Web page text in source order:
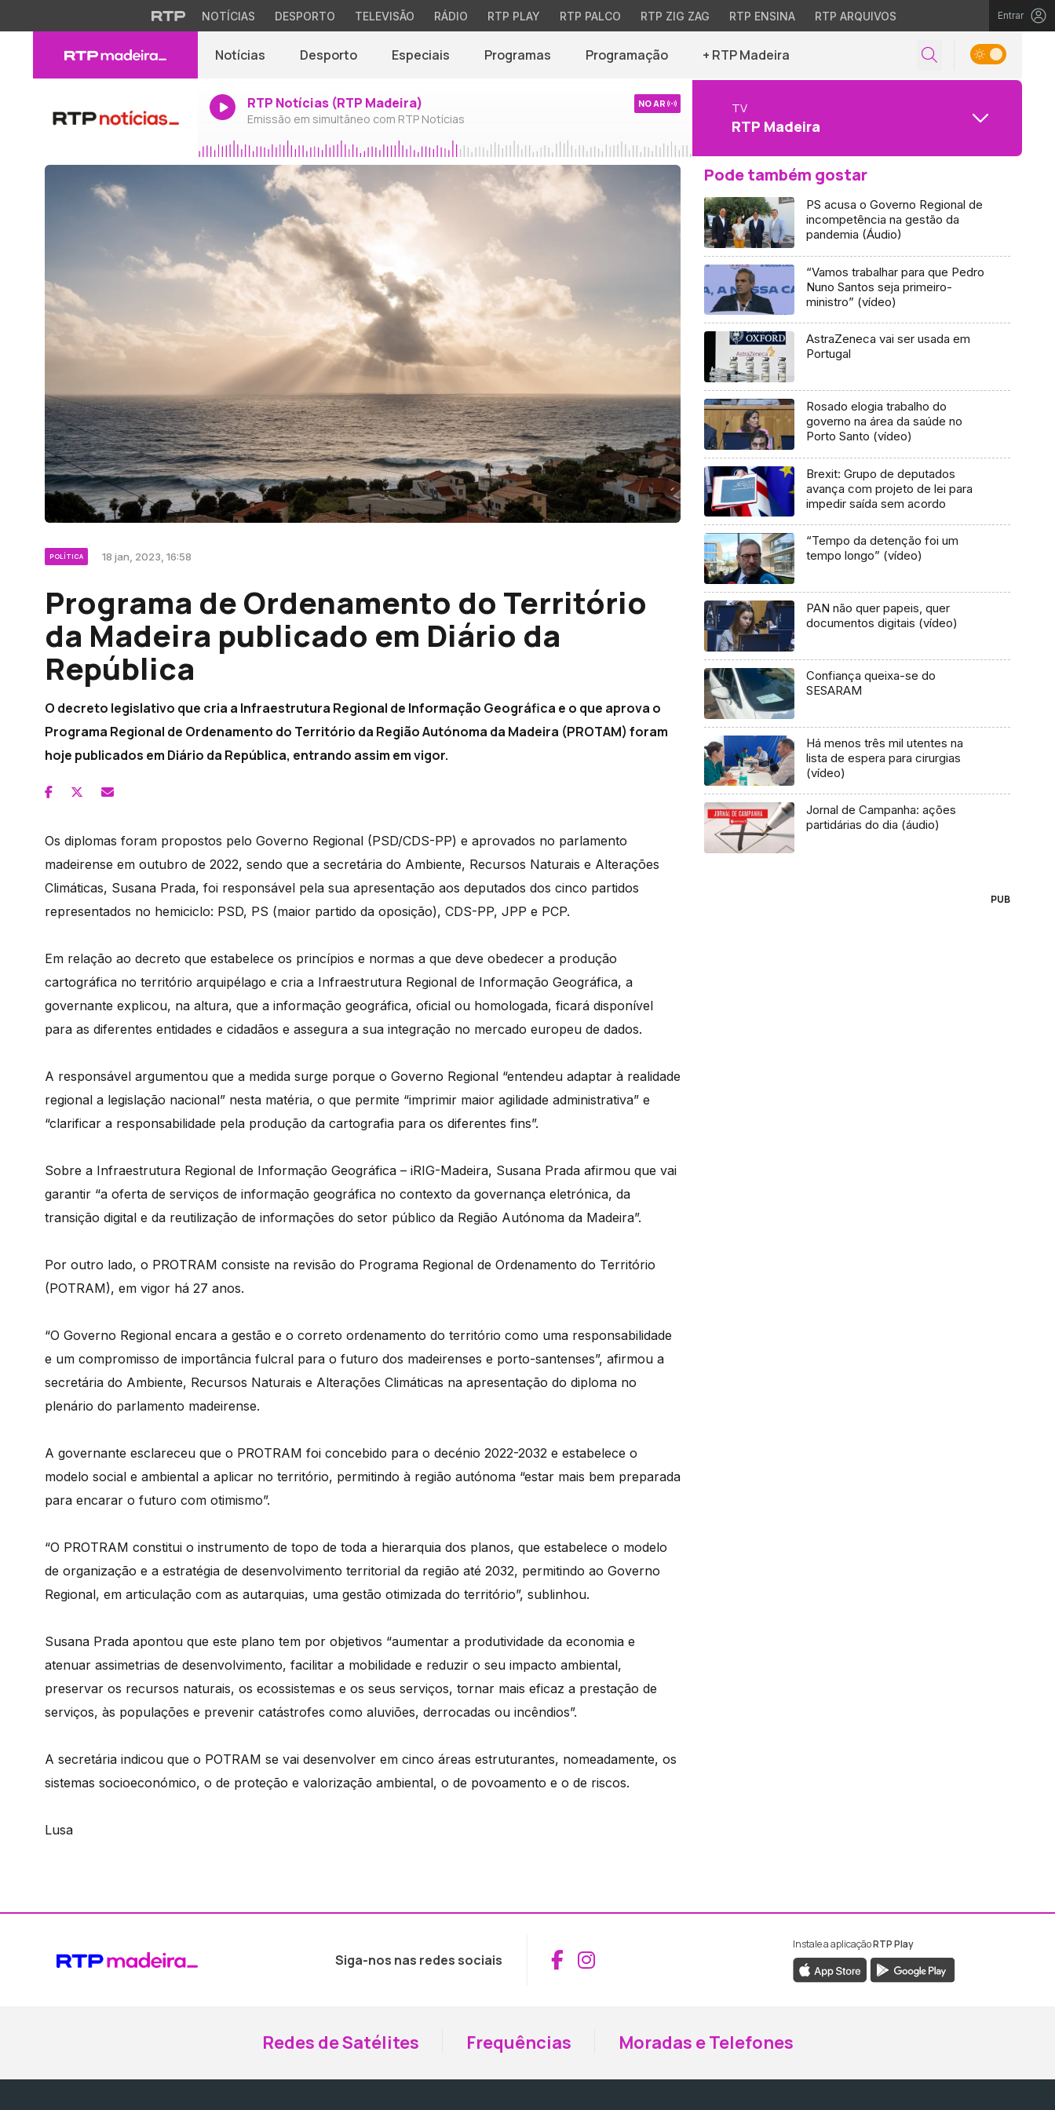
NOTÍCIAS DESPORTO TELEVISÃO RÁDIO RTP PLAY RTP PALCO RTP ZIG ZAG RTP ENSINA RTP ARQUIVOS Entrar
Notícias Desporto Especiais Programas Programação + RTP Madeira
RTP Notícias (RTP Madeira)
Emissão em simultâneo com RTP Notícias
NO AR TV
RTP Madeira
POLÍTICA 18 jan, 2023, 16:58
Programa de Ordenamento do Território
da Madeira publicado em Diário da
República
O decreto legislativo que cria a Infraestrutura Regional de Informação Geográfica e o que aprova o
Programa Regional de Ordenamento do Território da Região Autónoma da Madeira (PROTAM) foram
hoje publicados em Diário da República, entrando assim em vigor.
Os diplomas foram propostos pelo Governo Regional (PSD/CDS-PP) e aprovados no parlamento
madeirense em outubro de 2022, sendo que a secretária do Ambiente, Recursos Naturais e Alterações
Climáticas, Susana Prada, foi responsável pela sua apresentação aos deputados dos cinco partidos
representados no hemiciclo: PSD, PS (maior partido da oposição), CDS-PP, JPP e PCP.
Em relação ao decreto que estabelece os princípios e normas a que deve obedecer a produção
cartográfica no território arquipélago e cria a Infraestrutura Regional de Informação Geográfica, a
governante explicou, na altura, que a informação geográfica, oficial ou homologada, ficará disponível
para as diferentes entidades e cidadãos e assegura a sua integração no mercado europeu de dados.
A responsável argumentou que a medida surge porque o Governo Regional “entendeu adaptar à realidade
regional a legislação nacional” nesta matéria, o que permite “imprimir maior agilidade administrativa” e
“clarificar a responsabilidade pela produção da cartografia para os diferentes fins”.
Sobre a Infraestrutura Regional de Informação Geográfica – iRIG-Madeira, Susana Prada afirmou que vai
garantir “a oferta de serviços de informação geográfica no contexto da governança eletrónica, da
transição digital e da reutilização de informações do setor público da Região Autónoma da Madeira”.
Por outro lado, o PROTRAM consiste na revisão do Programa Regional de Ordenamento do Território
(POTRAM), em vigor há 27 anos.
“O Governo Regional encara a gestão e o correto ordenamento do território como uma responsabilidade
e um compromisso de importância fulcral para o futuro dos madeirenses e porto-santenses”, afirmou a
secretária do Ambiente, Recursos Naturais e Alterações Climáticas na apresentação do diploma no
plenário do parlamento madeirense.
A governante esclareceu que o PROTRAM foi concebido para o decénio 2022-2032 e estabelece o
modelo social e ambiental a aplicar no território, permitindo à região autónoma “estar mais bem preparada
para encarar o futuro com otimismo”.
“O PROTRAM constitui o instrumento de topo de toda a hierarquia dos planos, que estabelece o modelo
de organização e a estratégia de desenvolvimento territorial da região até 2032, permitindo ao Governo
Regional, em articulação com as autarquias, uma gestão otimizada do território”, sublinhou.
Susana Prada apontou que este plano tem por objetivos “aumentar a produtividade da economia e
atenuar assimetrias de desenvolvimento, facilitar a mobilidade e reduzir o seu impacto ambiental,
preservar os recursos naturais, os ecossistemas e os seus serviços, tornar mais eficaz a prestação de
serviços, às populações e prevenir catástrofes como aluviões, derrocadas ou incêndios”.
A secretária indicou que o POTRAM se vai desenvolver em cinco áreas estruturantes, nomeadamente, os
sistemas socioeconómico, o de proteção e valorização ambiental, o de povoamento e o de riscos.
Lusa
Pode também gostar
PS acusa o Governo Regional de
incompetência na gestão da
pandemia (Áudio)
“Vamos trabalhar para que Pedro
Nuno Santos seja primeiro-
ministro” (vídeo)
AstraZeneca vai ser usada em
Portugal
Rosado elogia trabalho do
governo na área da saúde no
Porto Santo (vídeo)
Brexit: Grupo de deputados
avança com projeto de lei para
impedir saída sem acordo
“Tempo da detenção foi um
tempo longo” (vídeo)
PAN não quer papeis, quer
documentos digitais (vídeo)
Confiança queixa-se do
SESARAM
Há menos três mil utentes na
lista de espera para cirurgias
(vídeo)
Jornal de Campanha: ações
partidárias do dia (áudio)
PUB
Siga-nos nas redes sociais Aceder ao Facebook da RTP Madeira
Aceder ao Instagram da RTP Madeira
Instale a aplicaçãoRTP Play
Redes de Satélites Frequências Moradas e Telefones